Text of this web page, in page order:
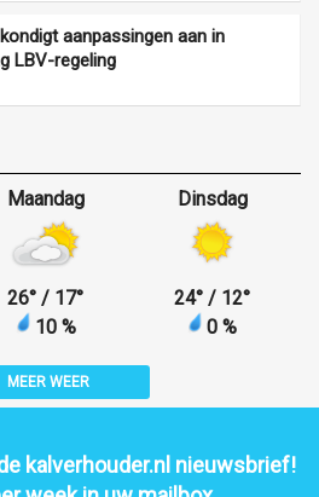
aanpassingen aan in
LBV-regeling
Maandag
26° / 17°
10 %
Dinsdag
24° / 12°
0 %
MEER WEER
kalverhouder.nl nieuwsbrief!